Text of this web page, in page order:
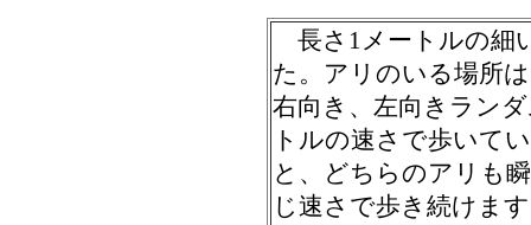
長さ1メートルの細
た。アリのいる場所
右向き、左向きラン
トルの速さで歩いて
と、どちらのアリも
じ速さで歩き続けま